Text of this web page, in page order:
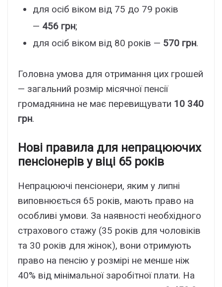
для осіб віком від 75 до 79 років
— 456 грн;
для осіб віком від 80 років — 570 грн.
Головна умова для отримання цих грошей
— загальний розмір місячної пенсії
громадянина не має перевищувати 10 340
грн.
Нові правила для непрацюючих
пенсіонерів у віці 65 років
Непрацюючі пенсіонери, яким у липні
виповнюється 65 років, мають право на
особливі умови. За наявності необхідного
страхового стажу (35 років для чоловіків
та 30 років для жінок), вони отримують
право на пенсію у розмірі не менше ніж
40% від мінімальної заробітної плати. На